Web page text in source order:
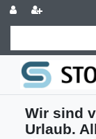
Wir sind
Urlaub.